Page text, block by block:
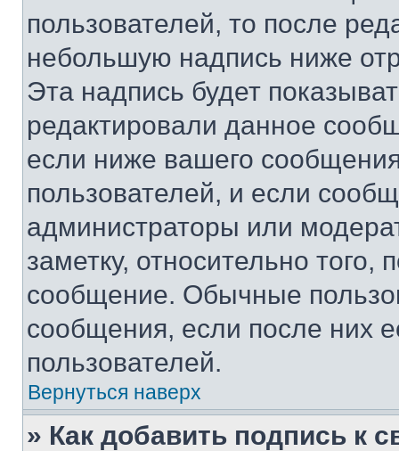
пользователей, то после
небольшую надпись ниже
Эта надпись будет
редактировали данное
если ниже вашего
пользователей, и если
администраторы или
заметку, относительно
сообщение. Обычные
сообщения, если после них
пользователей.
Вернуться наверх
» Как добавить подпись к